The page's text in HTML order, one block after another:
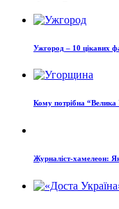
Ужгород – 10 цікавих
Кому потрібна
Журналіст-хамелеон: